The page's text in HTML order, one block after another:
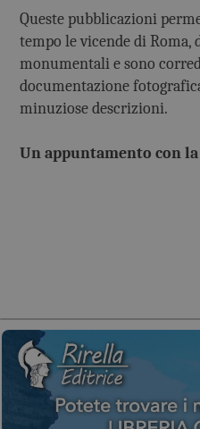
Queste pubblicazioni
tempo le vicende di Roma,
monumentali e sono
documentazione
minuziose descrizioni.
Un appuntamento con